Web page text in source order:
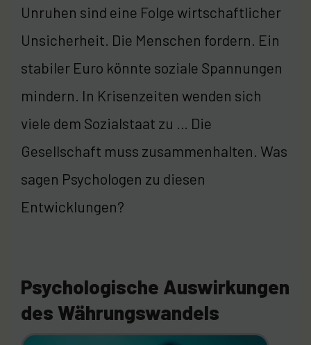
Unruhen sind eine Folge wirtschaftlicher
Unsicherheit. Die Menschen fordern. Ein
stabiler Euro könnte soziale Spannungen
mindern. In Krisenzeiten wenden sich
viele dem Sozialstaat zu … Die
Gesellschaft muss zusammenhalten. Was
sagen Psychologen zu diesen
Entwicklungen?
Psychologische Auswirkungen
des Währungswandels